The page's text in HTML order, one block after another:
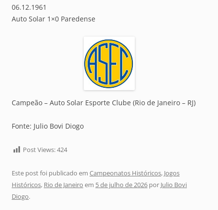
06.12.1961
Auto Solar 1×0 Paredense
Campeão – Auto Solar Esporte Clube (Rio de Janeiro – RJ)
Fonte: Julio Bovi Diogo
Post Views:424
Este post foi publicado em Campeonatos Históricos, Jogos
Históricos, Rio de Janeiro em 5 de julho de 2026 por Julio Bovi
Diogo.